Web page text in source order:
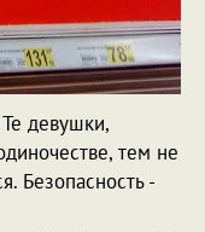
девушки,
тем не
Безопасность -